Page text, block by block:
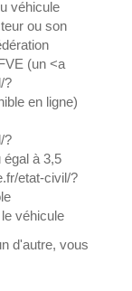
véhicule
ou son
(un <a
?
en ligne)
?
à 3,5
etat-civil/?
véhicule
d'autre, vous